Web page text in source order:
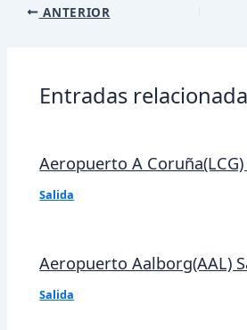
Navegación
ANTERIOR
Entradas
Aeropuerto A Coruña(LCG)
Salida
Aeropuerto Aalborg(AAL)
Salida